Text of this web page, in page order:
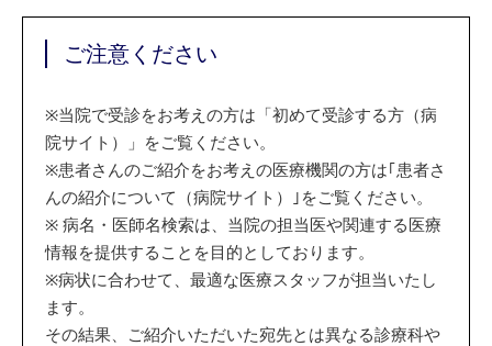
ご注意ください
※当院で受診をお考えの方は「初めて受診する方（病
院サイト）」をご覧ください。
※患者さんのご紹介をお考えの医療機関の方は｢患者さ
んの紹介について（病院サイト）｣をご覧ください。
※ 病名・医師名検索は、当院の担当医や関連する医療
情報を提供することを目的としております。
※病状に合わせて、最適な医療スタッフが担当いたし
ます。
その結果、ご紹介いただいた宛先とは異なる診療科や